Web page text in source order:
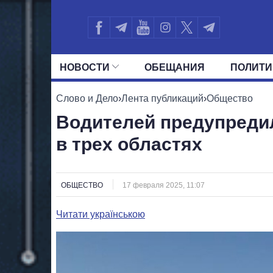
НОВОСТИ ОБЕЩАНИЯ
ВСЕ ПОЛИТИКИ ПРЕЗИДЕНТ И
Слово и Дело›Лента публикаций›Общество
Водителей
в трех областях
ОБЩЕСТВО 17 февраля 2025, 11:07
Читати українською